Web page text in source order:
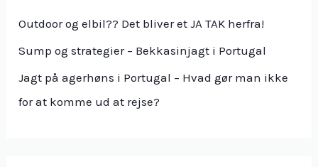
e
r
Outdoor og elbil?? Det bliver et JA TAK herfra!
Sump og strategier – Bekkasinjagt i Portugal
Jagt på agerhøns i Portugal – Hvad gør man ikke
for at komme ud at rejse?